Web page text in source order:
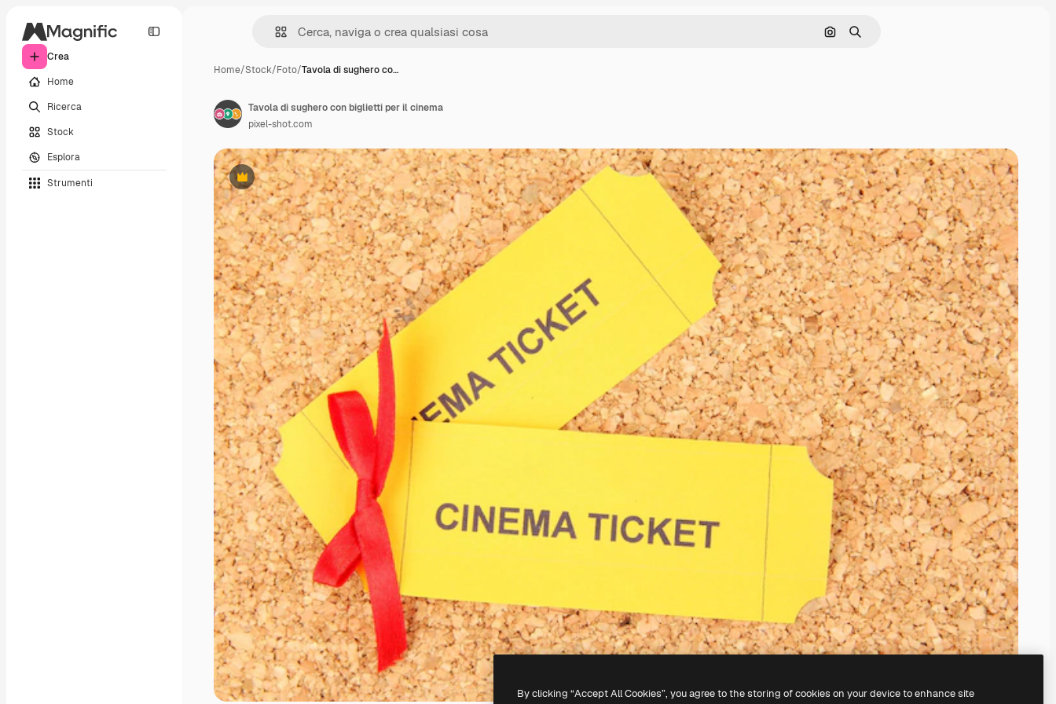
Crea
Home
Ricerca
Stock
Esplora
Strumenti
Cerca per immagine
Ricerca
Home/Stock/Foto/Tavola di sughero co…
Premium
Tavola di sughero con biglietti per il cinema
pixel-shot.com
By clicking “Accept All Cookies”, you agree to the storing of cookies on your device to enhance site